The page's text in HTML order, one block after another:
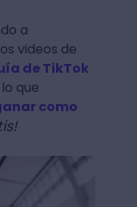
a
videos de
de TikTok
que
como